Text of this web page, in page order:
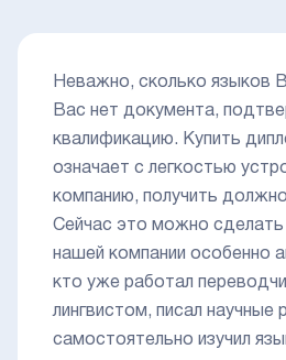
Неважно, сколько языков
Вас нет документа,
квалификацию. Купить
означает с легкостью
компанию, получить
Сейчас это можно сделать
нашей компании особенно
кто уже работал
лингвистом, писал научные
самостоятельно изучил